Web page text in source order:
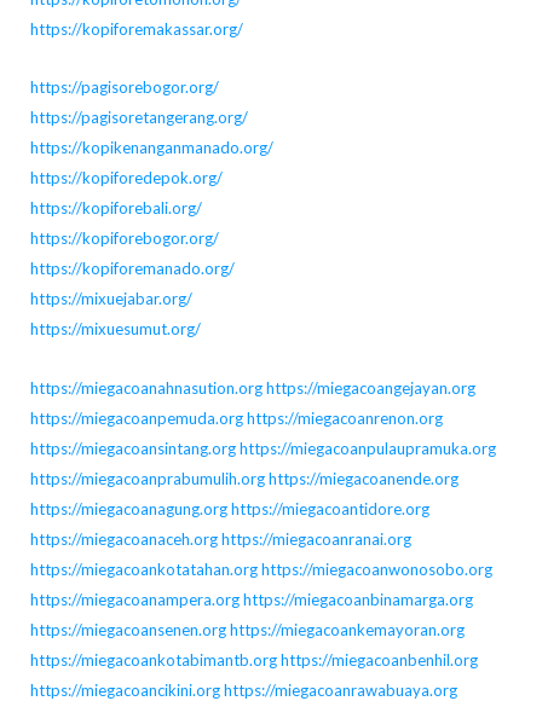
https://kopiforemakassar.org/
https://pagisorebogor.org/
https://pagisoretangerang.org/
https://kopikenanganmanado.org/
https://kopiforedepok.org/
https://kopiforebali.org/
https://kopiforebogor.org/
https://kopiforemanado.org/
https://mixuejabar.org/
https://mixuesumut.org/
https://miegacoanahnasution.orghttps://miegacoangejayan.org
https://miegacoanpemuda.orghttps://miegacoanrenon.org
https://miegacoansintang.orghttps://miegacoanpulaupramuka.org
https://miegacoanprabumulih.orghttps://miegacoanende.org
https://miegacoanagung.orghttps://miegacoantidore.org
https://miegacoanaceh.orghttps://miegacoanranai.org
https://miegacoankotatahan.orghttps://miegacoanwonosobo.org
https://miegacoanampera.orghttps://miegacoanbinamarga.org
https://miegacoansenen.orghttps://miegacoankemayoran.org
https://miegacoankotabimantb.orghttps://miegacoanbenhil.org
https://miegacoancikini.orghttps://miegacoanrawabuaya.org